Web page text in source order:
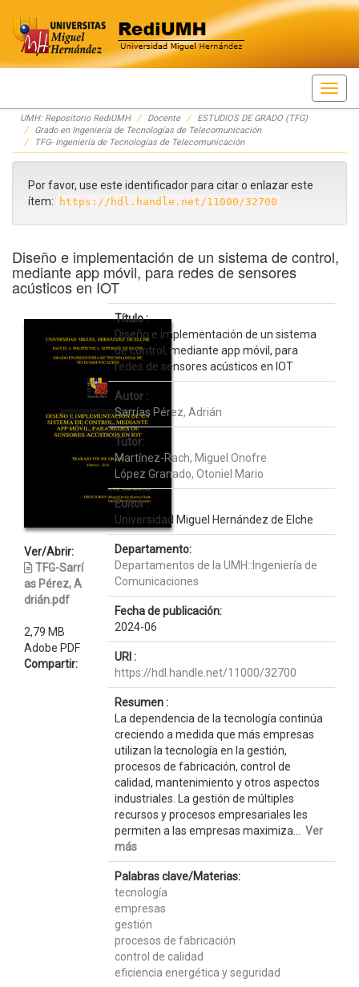
Skip
navigation
UMH: Repositorio RediUMH Docente
ESTUDIOS DE GRADO (TFG)
Grado en Ingeniería de Tecnologías de Telecomunicación
TFG- Ingeniería de Tecnologías de Telecomunicación
Por favor, use este identificador para citar o enlazar este
ítem:
https://hdl.handle.net/11000/32700
Diseño e implementación de un sistema de control,
mediante app móvil, para redes de sensores
acústicos en IOT
Ver/Abrir:
TFG-Sarrí
as Pérez, A
drián.pdf
2,79 MB
Adobe PDF
Compartir:
Título :
Diseño e implementación de un sistema
de control, mediante app móvil, para
redes de sensores acústicos en IOT
Autor :
Sarrías Pérez, Adrián
Tutor:
Martínez-Rach, Miguel Onofre
López Granado, Otoniel Mario
Editor :
Universidad Miguel Hernández de Elche
Departamento:
Departamentos de la UMH::Ingeniería de
Comunicaciones
Fecha de publicación:
2024-06
URI :
https://hdl.handle.net/11000/32700
Resumen :
La dependencia de la tecnología continúa
creciendo a medida que más empresas
utilizan la tecnología en la gestión,
procesos de fabricación, control de
calidad, mantenimiento y otros aspectos
industriales. La gestión de múltiples
recursos y procesos empresariales les
permiten a las empresas maximiza... Ver
más
Palabras clave/Materias:
tecnología
empresas
gestión
procesos de fabricación
control de calidad
eficiencia energética y seguridad